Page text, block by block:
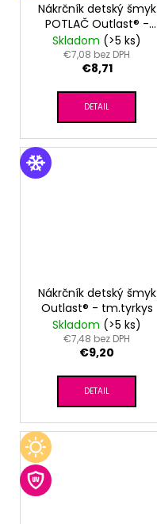
Nákrčník detský šmyk
POTLAČ Outlast® -
tm.tyrkys zvieratká
Skladom (>5 ks)
€7,08 bez DPH
€8,71
DETAIL
Nákrčník detský šmyk
Outlast® - tm.tyrkys
Skladom (>5 ks)
€7,48 bez DPH
€9,20
DETAIL